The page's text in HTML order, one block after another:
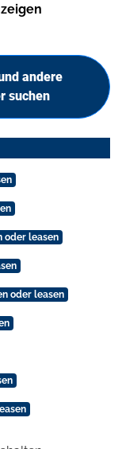
andere
suchen
oder leasen
oder leasen